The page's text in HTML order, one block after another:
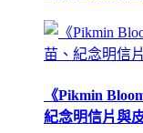
《Pikmin
紀念明信片與